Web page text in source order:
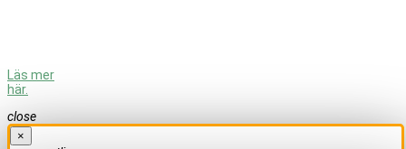
Läs mer
här.
close
×